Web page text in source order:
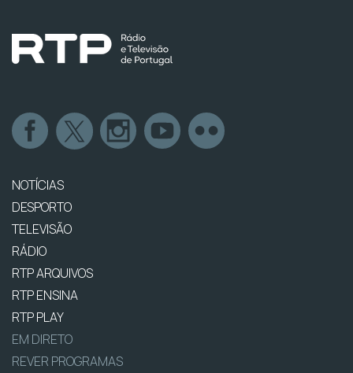
NOTÍCIAS
DESPORTO
TELEVISÃO
RÁDIO
RTP ARQUIVOS
RTP ENSINA
RTP PLAY
EM DIRETO
REVER PROGRAMAS